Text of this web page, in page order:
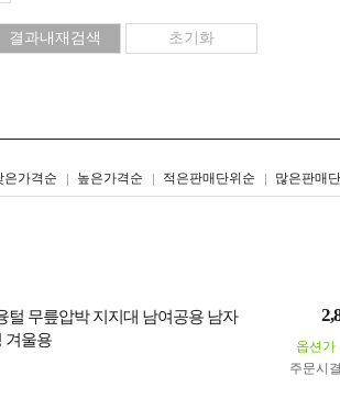
은가격순 높은가격순 적은판매단위순 많은판매
털 무릎압박 지지대 남여공용 남자
겨울용
옵션가
주문시